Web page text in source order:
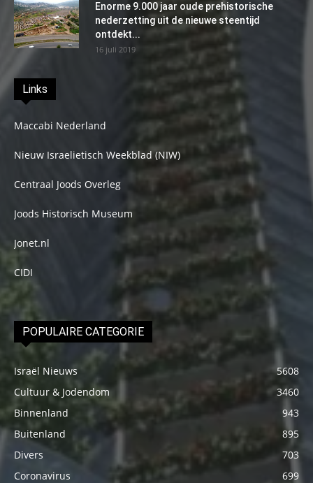
Enorme 9.000 jaar oude prehistorische
nederzetting uit de nieuwe steentijd
ontdekt...
16 juli 2019
Links
Maccabi Nederland
Nieuw Israelietisch Weekblad (NIW)
Centraal Joods Overleg
Joods Historisch Museum
Jonet.nl
CIDI
POPULAIRE CATEGORIE
Israël Nieuws
5608
Cultuur & Jodendom
3460
Binnenland
943
Buitenland
895
Divers
703
Coronavirus
699